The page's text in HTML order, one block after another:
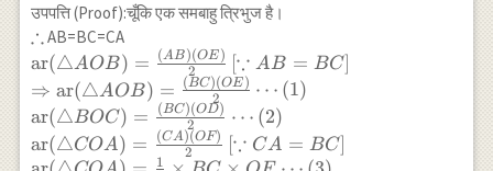
उपपत्ति (Proof):चूँकि एक समबाहु त्रिभुज है।
\therefore
∴AB=BC=CA
\operatorname{ar}
(\triangle A O
B)=\frac{(AB)
(OE)}{2}\left[
\because
ar(△AOB) = 2
(AB)(OE) [∵ AB = BC]
⇒ ar(△AOB) = 2
(BC)(OE) ⋯ (1)
ar(△BOC) = 2
(BC)(OD) ⋯ (2)
ar(△COA) = 2
(CA)(OF) [∵ CA = BC]
1